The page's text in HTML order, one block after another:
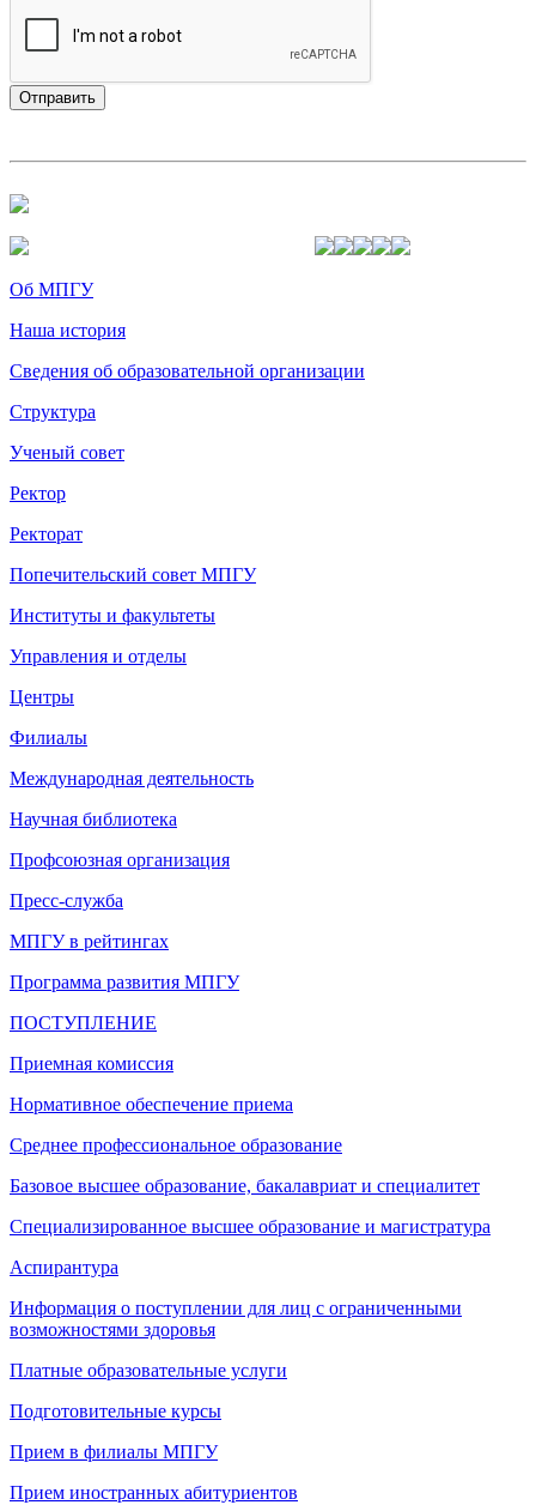
Об МПГУ
Наша история
Сведения об образовательной организации
Структура
Ученый совет
Ректор
Ректорат
Попечительский совет МПГУ
Институты и факультеты
Управления и отделы
Центры
Филиалы
Международная деятельность
Научная библиотека
Профсоюзная организация
Пресс-служба
МПГУ в рейтингах
Программа развития МПГУ
ПОСТУПЛЕНИЕ
Приемная комиссия
Нормативное обеспечение приема
Среднее профессиональное образование
Базовое высшее образование, бакалавриат и специалитет
Специализированное высшее образование и магистратура
Аспирантура
Информация о поступлении для лиц с ограниченными
возможностями здоровья
Платные образовательные услуги
Подготовительные курсы
Прием в филиалы МПГУ
Прием иностранных абитуриентов